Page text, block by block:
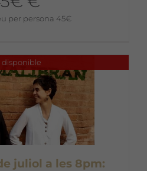
per persona 45€
disponible
juliol a les 8pm: